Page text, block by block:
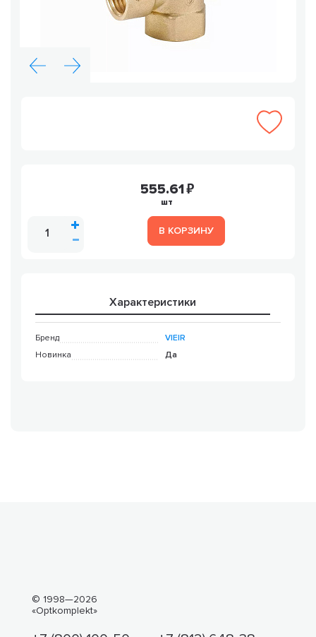
555.61
шт
В КОРЗИНУ
Характеристики
Бренд
VIEIR
Новинка
Да
© 1998—2026
«Optkomplekt»